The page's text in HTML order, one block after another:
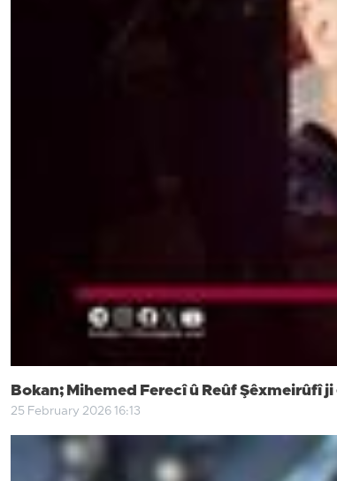
Bokan; Mihemed Ferecî û Reûf Şêxmeirûfî
25 February 2026 16:13